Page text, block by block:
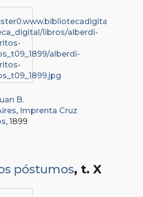
B.
, Imprenta Cruz
, 1899
póstumos, t. X